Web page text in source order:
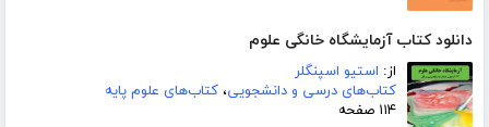
دانلود کتاب آزمایشگاه خانگی علوم
از: استیو اسپنگلر
کتاب‌های درسی و دانشجویی، کتاب‌های علوم پایه
۱۱۴ صفحه